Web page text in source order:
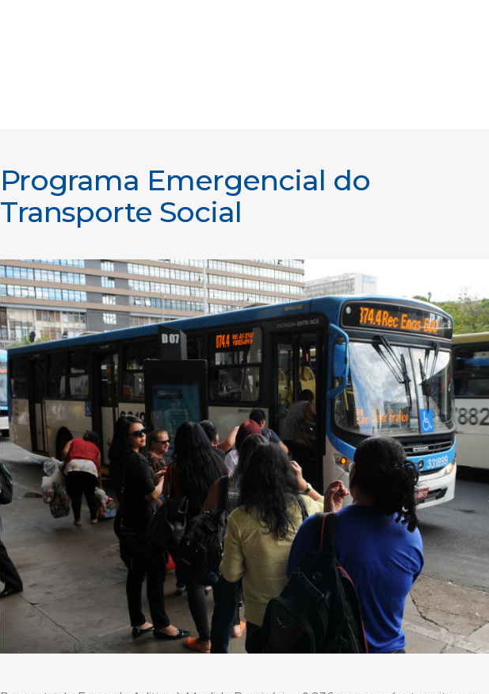
Programa Emergencial do
Transporte Social